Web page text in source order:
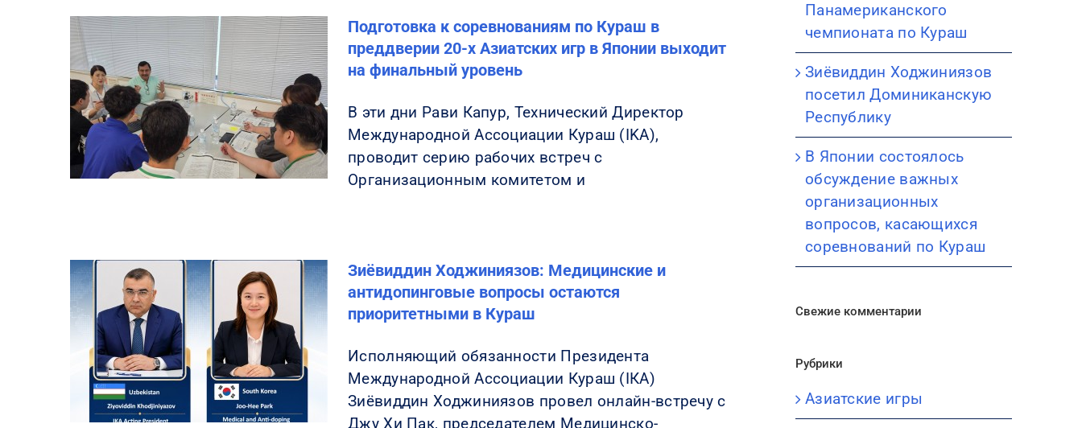
Подготовка к соревнованиям по Кураш в
преддверии 20-х Азиатских игр в Японии выходит
на финальный уровень
В эти дни Рави Капур, Технический Директор
Международной Ассоциации Кураш (IKA),
проводит серию рабочих встреч с
Организационным комитетом и
Зиёвиддин Ходжиниязов: Медицинские и
антидопинговые вопросы остаются
приоритетными в Кураш
Исполняющий обязанности Президента
Международной Ассоциации Кураш (IКА)
Зиёвиддин Ходжиниязов провел онлайн-встречу с
Джу Хи Пак, председателем Медицинско-
Панамериканского
чемпионата по Кураш
Зиёвиддин Ходжиниязов
посетил Доминиканскую
Республику
В Японии состоялось
обсуждение важных
организационных
вопросов, касающихся
соревнований по Кураш
Свежие комментарии
Рубрики
Азиатские игры